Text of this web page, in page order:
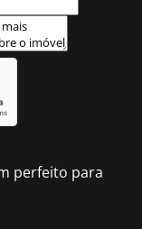
perfeito para